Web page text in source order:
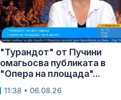
"Турандот" от Пучини
омагьосва публиката в
"Опера на площада"...
11:38 • 06.08.26